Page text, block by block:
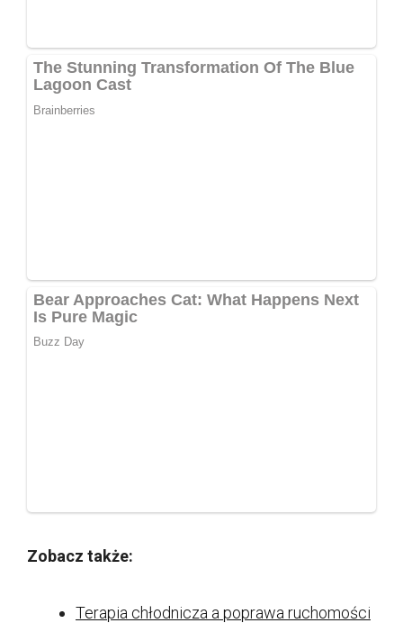
Zobacz także:
Terapia chłodnicza a poprawa ruchomości